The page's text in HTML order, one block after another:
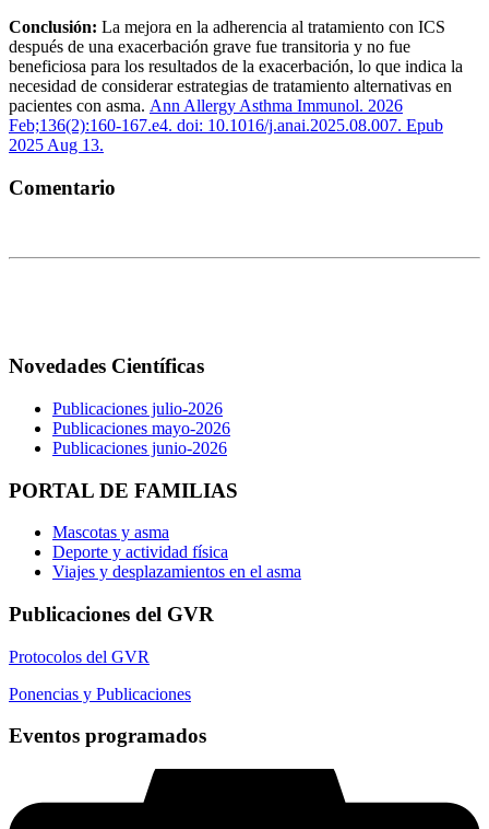
Conclusión: La mejora en la adherencia al tratamiento con ICS
después de una exacerbación grave fue transitoria y no fue
beneficiosa para los resultados de la exacerbación, lo que indica la
necesidad de considerar estrategias de tratamiento alternativas en
pacientes con asma. Ann Allergy Asthma Immunol. 2026
Feb;136(2):160-167.e4. doi: 10.1016/j.anai.2025.08.007. Epub
2025 Aug 13.
Comentario
Novedades Científicas
Publicaciones julio-2026
Publicaciones mayo-2026
Publicaciones junio-2026
PORTAL DE FAMILIAS
Mascotas y asma
Deporte y actividad física
Viajes y desplazamientos en el asma
Publicaciones del GVR
Protocolos del GVR
Ponencias y Publicaciones
Eventos programados